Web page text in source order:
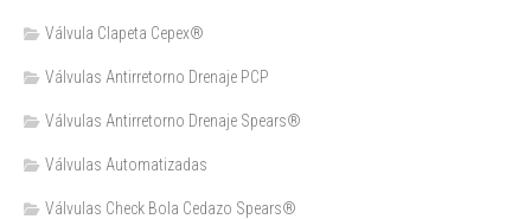
Válvula Clapeta Cepex®
Válvulas Antirretorno Drenaje PCP
Válvulas Antirretorno Drenaje Spears®
Válvulas Automatizadas
Válvulas Check Bola Cedazo Spears®